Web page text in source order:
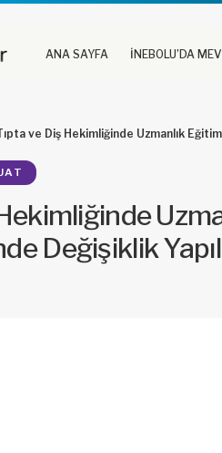
ANA SAYFA İNEBOLU’DA
ve Diş Hekimliğinde Uzmanlık
Değişiklik